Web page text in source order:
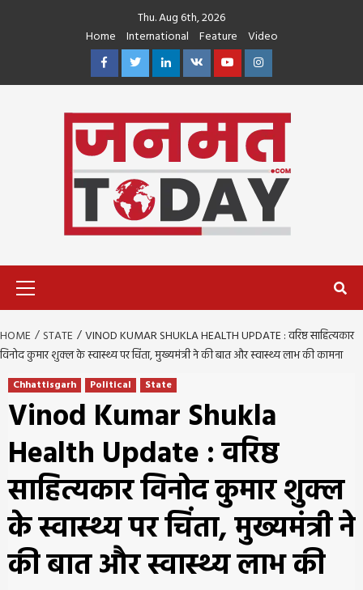
Thu. Aug 6th, 2026
Home
International Feature
Video
FacebookTwitterLinkedin
VK YoutubeInstagram
HOME STATE
VINOD KUMAR SHUKLA HEALTH UPDATE : वरिष्ठ साहित्यकार
विनोद कुमार शुक्ल के स्वास्थ्य पर चिंता, मुख्यमंत्री ने की बात और स्वास्थ्य लाभ की कामना
Chhattisgarh Political State
Vinod Kumar Shukla
Health Update : वरिष्ठ
साहित्यकार विनोद कुमार शुक्ल
के स्वास्थ्य पर चिंता, मुख्यमंत्री ने
की बात और स्वास्थ्य लाभ की